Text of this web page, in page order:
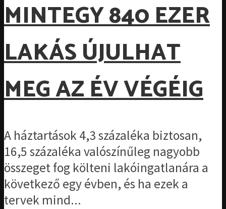
MINTEGY 840 EZER
LAKÁS ÚJULHAT
MEG AZ ÉV VÉGÉIG
A háztartások 4,3 százaléka biztosan,
16,5 százaléka valószínűleg nagyobb
összeget fog költeni lakóingatlanára a
következő egy évben, és ha ezek a
tervek mind...